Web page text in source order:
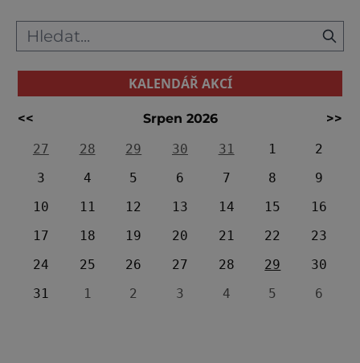
KALENDÁŘ AKCÍ
<< Srpen 2026
>>
27
28 29 30 31 1
2
3
4 5 6 7 8
9
10
11 12 13 14 15
16
17
18 19 20 21 22
23
24
25 26 27 28 29
30
31
1 2 3 4 5 6